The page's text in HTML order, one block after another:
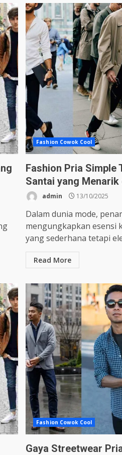
Fashion Cowok Cool
Fashion Pria Simple
Santai yang
admin 13/10/2025
Dalam dunia mode,
mengungkapkan esensi
yang sederhana tetapi
Read More
Fashion Cowok Cool
Gaya Streetwear